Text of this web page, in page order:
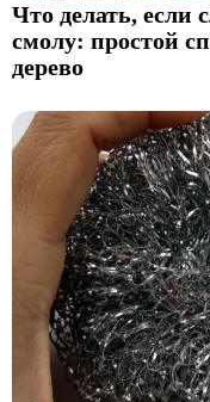
Что делать, если
смолу: простой
дерево